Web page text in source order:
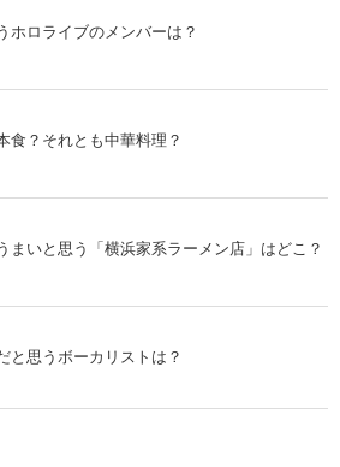
ホロライブのメンバーは？
食？それとも中華料理？
まいと思う「横浜家系ラーメン店」はどこ？
と思うボーカリストは？